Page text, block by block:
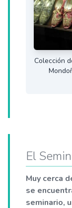
Colección
El
Muy cerca
se
seminario,